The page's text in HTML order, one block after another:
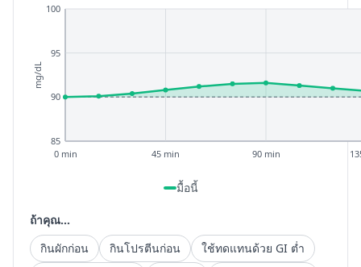
85
90
95
100
0 min 45 min 90 min
mg/dL
มื้อนี้
ถ้าคุณ...
กินผักก่อน
กินโปรตีนก่อน
ใช้ทดแทนด้วย GI ต่ำ